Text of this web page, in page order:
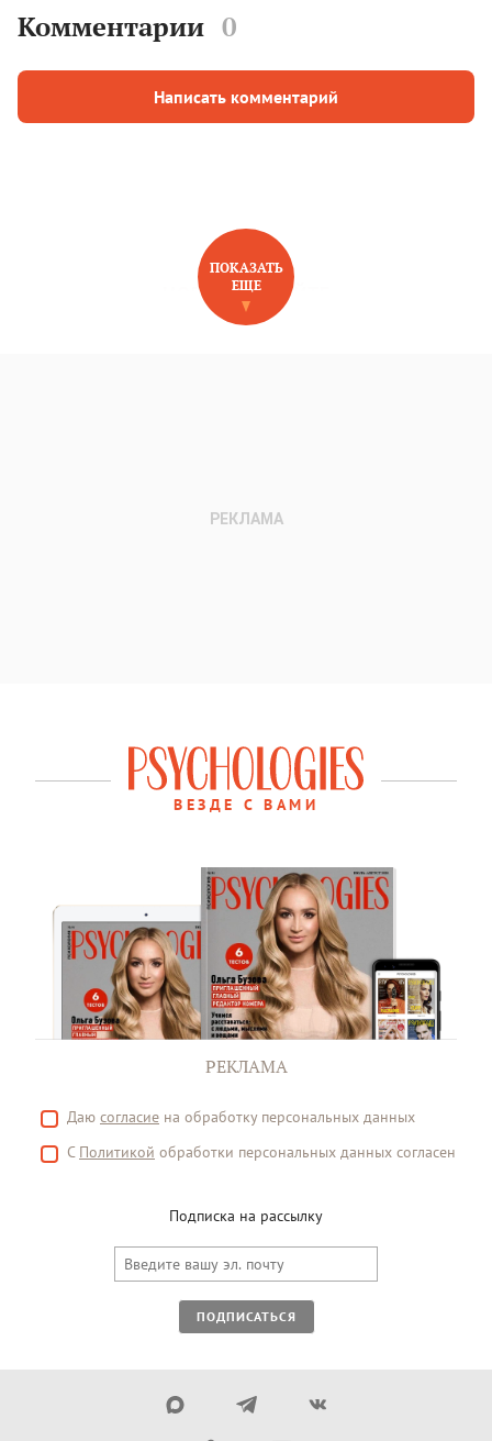
Комментарии 0
Написать комментарий
НОВОЕ НА САЙТЕ
ПОКАЗАТЬ
ЕЩЕ
ВЕЗДЕ С ВАМИ
РЕКЛАМА
Даю согласие на обработку персональных данных
С Политикой обработки персональных данных согласен
Подписка на рассылку
ПОДПИСАТЬСЯ